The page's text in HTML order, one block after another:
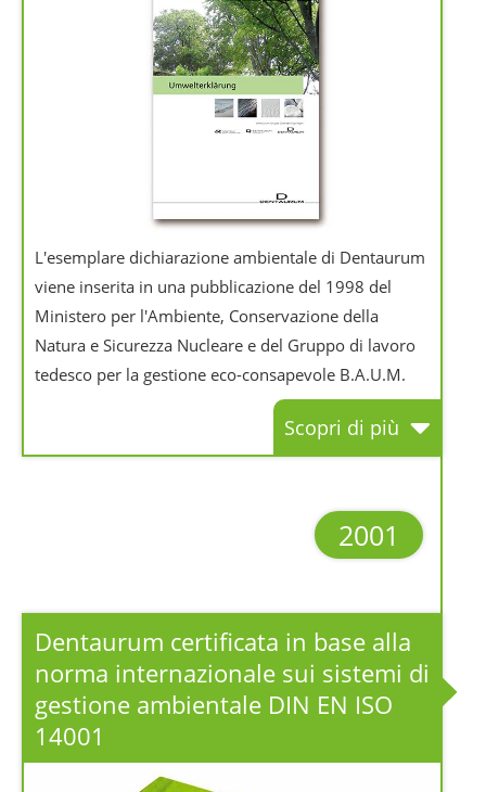
L'esemplare dichiarazione ambientale di Dentaurum
viene inserita in una pubblicazione del 1998 del
Ministero per l'Ambiente, Conservazione della
Natura e Sicurezza Nucleare e del Gruppo di lavoro
tedesco per la gestione eco-consapevole B.A.U.M.
Scopri di più
2001
Dentaurum certificata in base alla
norma internazionale sui sistemi di
gestione ambientale DIN EN ISO
14001